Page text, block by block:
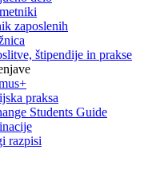
zaposlenih
štipendije in prakse
praksa
Students Guide
razpisi